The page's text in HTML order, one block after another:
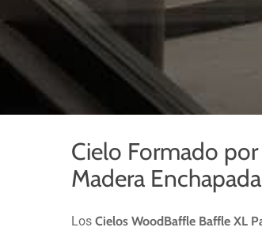
Cielo Formado
Madera
LosCielos WoodBaffle Baffle XL